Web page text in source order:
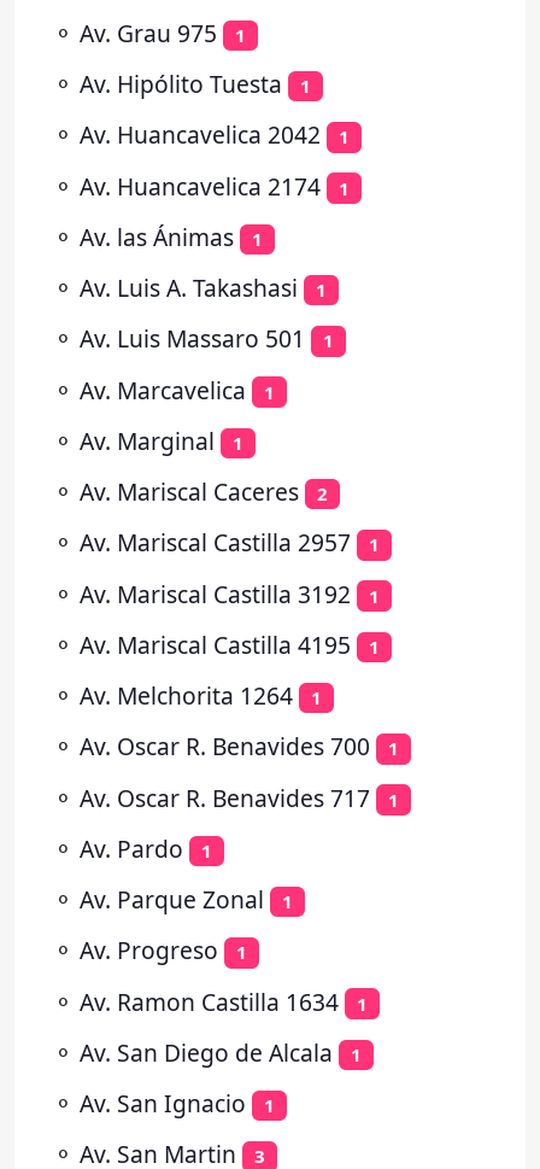
⚬ Av. Grau 975 1
⚬ Av. Hipólito Tuesta 1
⚬ Av. Huancavelica 2042 1
⚬ Av. Huancavelica 2174 1
⚬ Av. las Ánimas 1
⚬ Av. Luis A. Takashasi 1
⚬ Av. Luis Massaro 501 1
⚬ Av. Marcavelica 1
⚬ Av. Marginal 1
⚬ Av. Mariscal Caceres 2
⚬ Av. Mariscal Castilla 2957 1
⚬ Av. Mariscal Castilla 3192 1
⚬ Av. Mariscal Castilla 4195 1
⚬ Av. Melchorita 1264 1
⚬ Av. Oscar R. Benavides 700 1
⚬ Av. Oscar R. Benavides 717 1
⚬ Av. Pardo 1
⚬ Av. Parque Zonal 1
⚬ Av. Progreso 1
⚬ Av. Ramon Castilla 1634 1
⚬ Av. San Diego de Alcala 1
⚬ Av. San Ignacio 1
⚬ Av. San Martin 3